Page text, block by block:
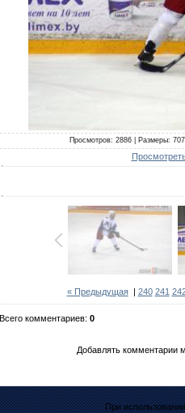
Просмотров: 2886 | Размеры:
« Предыдущая| 240 241
Всего комментариев: 0
Добавлять комментарии
При